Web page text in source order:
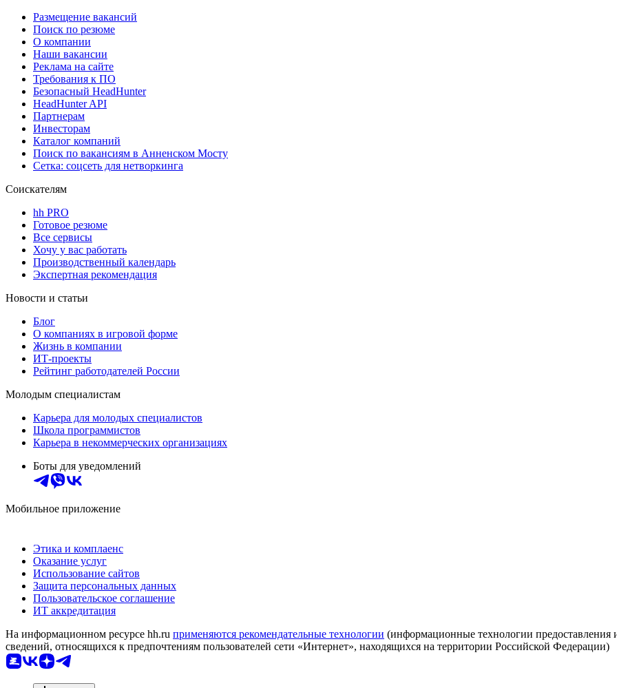
Размещение вакансий
Поиск по резюме
О компании
Наши вакансии
Реклама на сайте
Требования к ПО
Безопасный HeadHunter
HeadHunter API
Партнерам
Инвесторам
Каталог компаний
Поиск по вакансиям в Анненском Мосту
Сетка: соцсеть для нетворкинга
Соискателям
hh PRO
Готовое резюме
Все сервисы
Хочу у вас работать
Производственный календарь
Экспертная рекомендация
Новости и статьи
Блог
О компаниях в игровой форме
Жизнь в компании
ИТ-проекты
Рейтинг работодателей России
Молодым специалистам
Карьера для молодых специалистов
Школа программистов
Карьера в некоммерческих организациях
Боты для уведомлений
Мобильное приложение
Этика и комплаенс
Оказание услуг
Использование сайтов
Защита персональных данных
Пользовательское соглашение
ИТ аккредитация
На информационном ресурсе hh.ru применяются рекомендательные технологии (информационные технологии предоставления
сведений, относящихся к предпочтениям пользователей сети «Интернет», находящихся на территории Российской Федерации)